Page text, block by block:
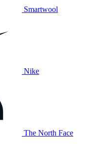
Smartwool
Nike
The North Face